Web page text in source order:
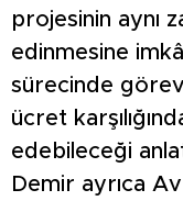
projesinin aynı
edinmesine
sürecinde
ücret
edebileceği
Demir ayrıca